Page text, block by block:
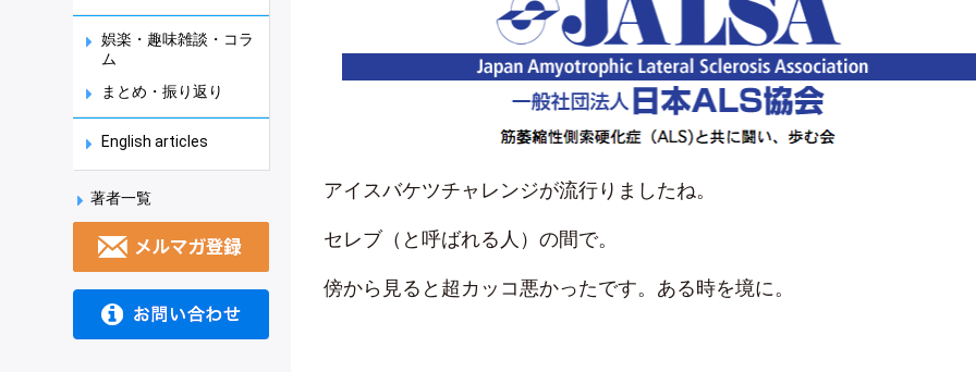
娯楽・趣味雑談・コラ
ム
まとめ・振り返り
English articles
著者一覧 アイスバケツチャレンジが流行りましたね。
セレブ（と呼ばれる人）の間で。
傍から見ると超カッコ悪かったです。ある時を境に。